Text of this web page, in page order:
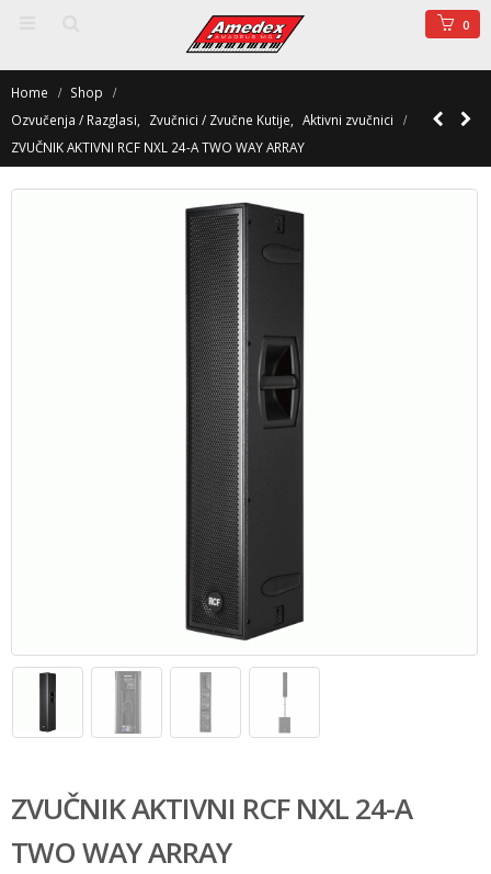
0
Home
Shop
Ozvučenja / Razglasi
Zvučnici / Zvučne Kutije
Aktivni zvučnici
ZVUČNIK AKTIVNI RCF NXL 24-A TWO WAY ARRAY
ZVUČNIK AKTIVNI RCF NXL 24-A
TWO WAY ARRAY